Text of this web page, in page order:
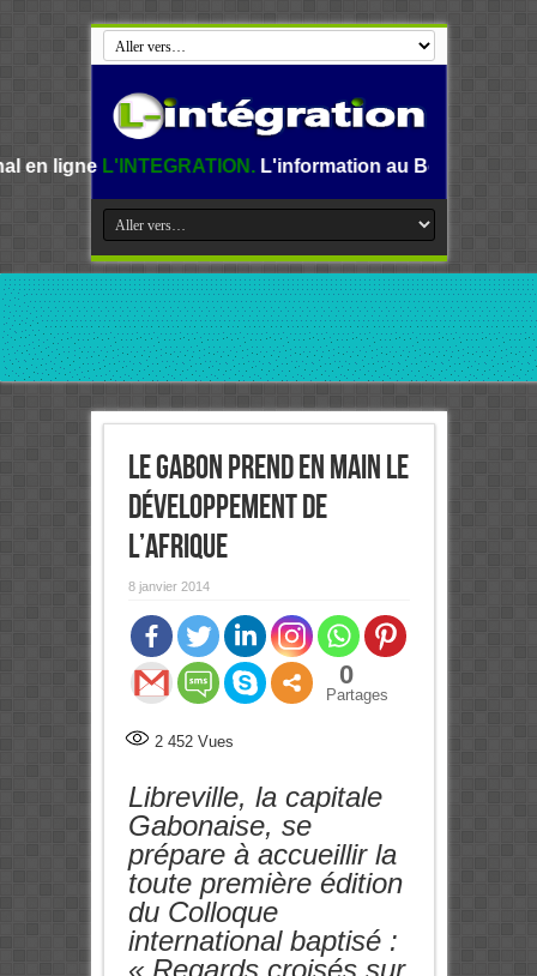
L'information au Benin, en Afrique et dans le
Le Gabon prend en main le
développement de
l’Afrique
8 janvier 2014
0
Partages
2 452Vues
Libreville, la capitale
Gabonaise, se
prépare à accueillir la
toute première édition
du Colloque
international baptisé :